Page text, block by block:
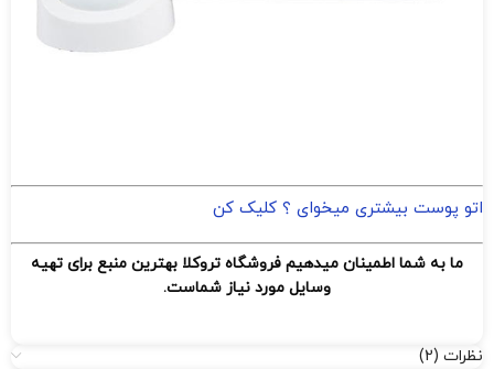
اتو پوست بیشتری میخوای ؟ کلیک کن
ما به شما اطمینان میدهیم فروشگاه تروکلا بهترین منبع برای تهیه
وسایل مورد نیاز شماست.
نظرات (2)